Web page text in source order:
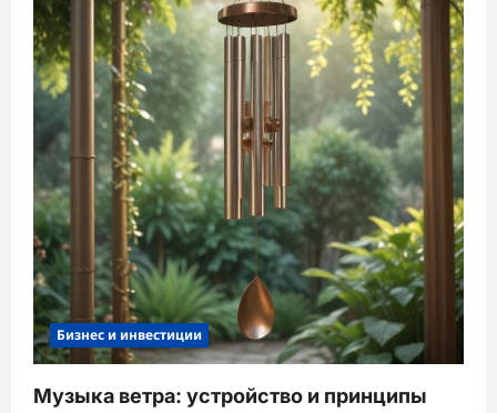
п
и
с
и
Бизнес и инвестиции
Музыка ветра: устройство и принципы